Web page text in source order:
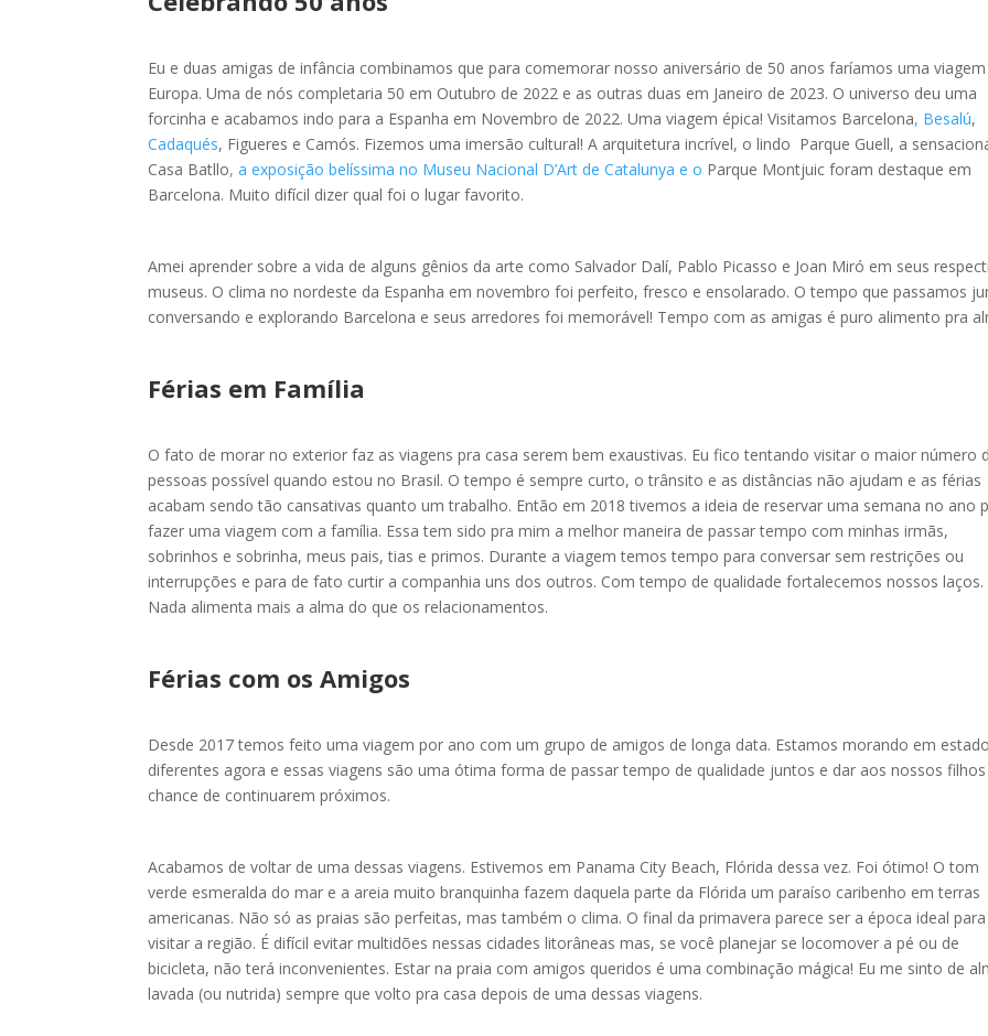
Eu e duas amigas de infância combinamos que para comemorar nosso aniversário de 50 anos faríamos uma viagem
Europa. Uma de nós completaria 50 em Outubro de 2022 e as outras duas em Janeiro de 2023. O universo deu uma
forcinha e acabamos indo para a Espanha em Novembro de 2022. Uma viagem épica! Visitamos Barcelona, Besalú,
Cadaqués, Figueres e Camós. Fizemos uma imersão cultural! A arquitetura incrível, o lindo Parque Guell, a
Casa Batllo, a exposição belíssima no Museu Nacional D’Art de Catalunya e o Parque Montjuic foram destaque em
Barcelona. Muito difícil dizer qual foi o lugar favorito.
Amei aprender sobre a vida de alguns gênios da arte como Salvador Dalí, Pablo Picasso e Joan Miró em seus
museus. O clima no nordeste da Espanha em novembro foi perfeito, fresco e ensolarado. O tempo que passamos
conversando e explorando Barcelona e seus arredores foi memorável! Tempo com as amigas é puro alimento pra
Férias em Família
O fato de morar no exterior faz as viagens pra casa serem bem exaustivas. Eu fico tentando visitar o maior número
pessoas possível quando estou no Brasil. O tempo é sempre curto, o trânsito e as distâncias não ajudam e as férias
acabam sendo tão cansativas quanto um trabalho. Então em 2018 tivemos a ideia de reservar uma semana no ano
fazer uma viagem com a família. Essa tem sido pra mim a melhor maneira de passar tempo com minhas irmãs,
sobrinhos e sobrinha, meus pais, tias e primos. Durante a viagem temos tempo para conversar sem restrições ou
interrupções e para de fato curtir a companhia uns dos outros. Com tempo de qualidade fortalecemos nossos laços.
Nada alimenta mais a alma do que os relacionamentos.
Férias com os Amigos
Desde 2017 temos feito uma viagem por ano com um grupo de amigos de longa data. Estamos morando em
diferentes agora e essas viagens são uma ótima forma de passar tempo de qualidade juntos e dar aos nossos filhos
chance de continuarem próximos.
Acabamos de voltar de uma dessas viagens. Estivemos em Panama City Beach, Flórida dessa vez. Foi ótimo! O tom
verde esmeralda do mar e a areia muito branquinha fazem daquela parte da Flórida um paraíso caribenho em terras
americanas. Não só as praias são perfeitas, mas também o clima. O final da primavera parece ser a época ideal para
visitar a região. É difícil evitar multidões nessas cidades litorâneas mas, se você planejar se locomover a pé ou de
bicicleta, não terá inconvenientes. Estar na praia com amigos queridos é uma combinação mágica! Eu me sinto de
lavada (ou nutrida) sempre que volto pra casa depois de uma dessas viagens.